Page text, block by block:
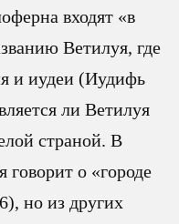
входят «в
Ветилуя, где
и иудеи (Иудифь
ли Ветилуя
страной. В
говорит о «городе
но из других